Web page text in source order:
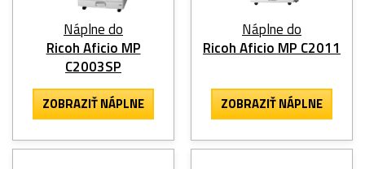
Náplne do
Ricoh Aficio MP
C2003SP
ZOBRAZIŤ NÁPLNE
Náplne do
Ricoh Aficio MP C2011
ZOBRAZIŤ NÁPLNE